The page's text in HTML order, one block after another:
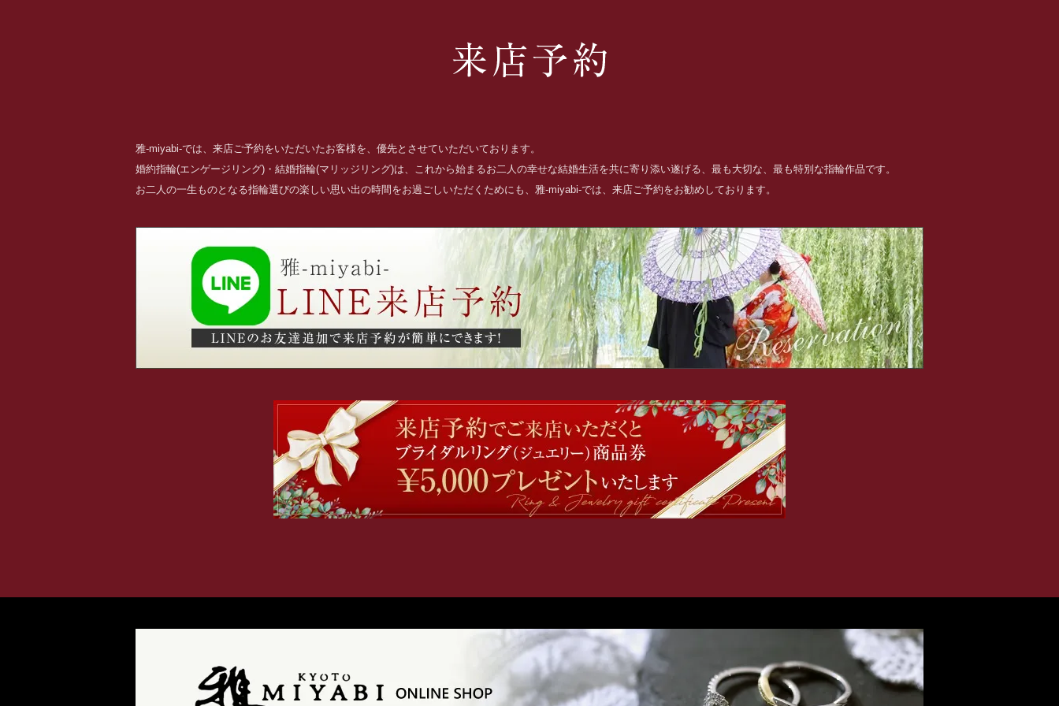
雅-miyabi-では、来店ご予約をいただいたお客様を、優先とさせていただいております。
婚約指輪(エンゲージリング)・結婚指輪(マリッジリング)は、これから始まるお二人の幸せな結婚生活を共に寄り添い遂げる、最も大切な、最も特別な指輪作品です。
お二人の一生ものとなる指輪選びの楽しい思い出の時間をお過ごしいただくためにも、雅-miyabi-では、来店ご予約をお勧めしております。